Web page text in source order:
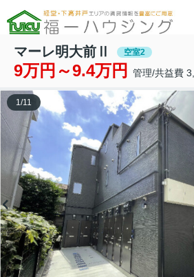
マーレ明大前Ⅱ 空室2
9万円～9.4万円 管理/共益費
1/11